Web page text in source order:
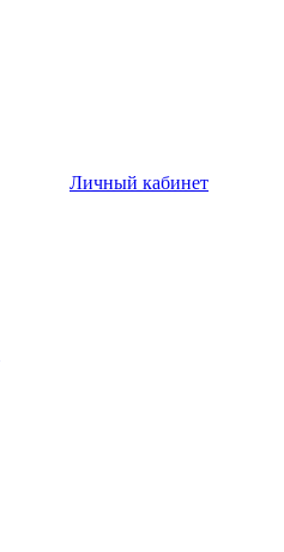
Личный кабинет